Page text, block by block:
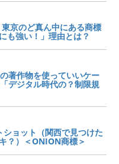
京のど真ん中にある商標
も強い！」理由とは？
著作物を使っていいケー
デジタル時代の？制限規
ショット（関西で見つけた
？）＜ONION商標＞